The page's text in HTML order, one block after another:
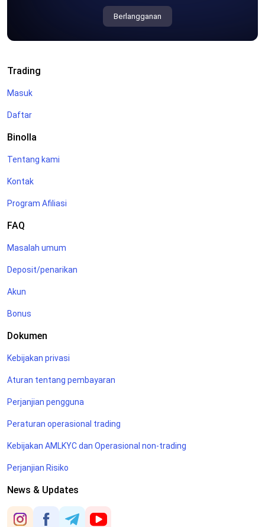
Berlangganan
Trading
Masuk
Daftar
Binolla
Tentang kami
Kontak
Program Afiliasi
FAQ
Masalah umum
Deposit/penarikan
Akun
Bonus
Dokumen
Kebijakan privasi
Aturan tentang pembayaran
Perjanjian pengguna
Peraturan operasional trading
Kebijakan AMLKYC dan Operasional non-trading
Perjanjian Risiko
News & Updates